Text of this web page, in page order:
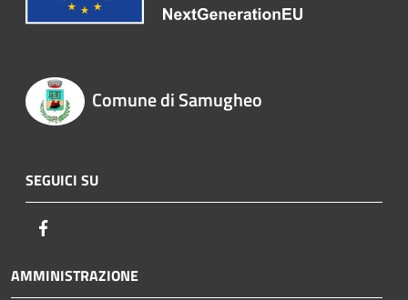
Comune di Samugheo
SEGUICI SU
AMMINISTRAZIONE